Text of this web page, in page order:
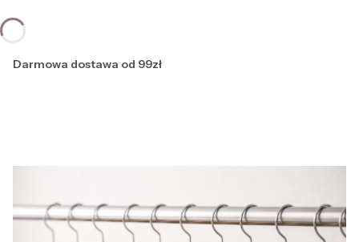
Darmowa dostawa od 99zł